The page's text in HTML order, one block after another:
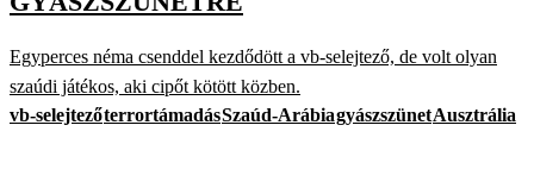
Egyperces néma csenddel kezdődött a vb-selejtező, de volt olyan
szaúdi játékos, aki cipőt kötött közben.
vb-selejtezőterrortámadásSzaúd-ArábiagyászszünetAusztrália